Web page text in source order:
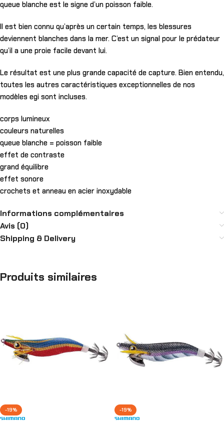
queue blanche est le signe d’un poisson faible.
Il est bien connu qu’après un certain temps, les blessures
deviennent blanches dans la mer. C’est un signal pour le prédateur
qu’il a une proie facile devant lui.
Le résultat est une plus grande capacité de capture. Bien entendu,
toutes les autres caractéristiques exceptionnelles de nos
modèles egi sont incluses.
corps lumineux
couleurs naturelles
queue blanche = poisson faible
effet de contraste
grand équilibre
effet sonore
crochets et anneau en acier inoxydable
Informations complémentaires
Avis (0)
Shipping & Delivery
Produits similaires
-19% -19%